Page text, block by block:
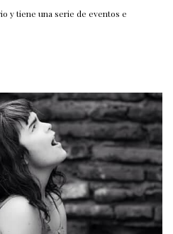
y tiene una serie de eventos e